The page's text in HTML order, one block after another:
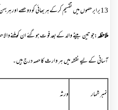
13برابر حصوں میں تقسیم کرکےہربھائی کو دو حصے اورہربہن کوایک حصہ دیاجائےگا۔
ملاحظہ:جو تین بیٹے والد کےبعد فو ت ہوگئے ان
آسانی کے لیے نقشہ میں ہر وارث کا حصہ درج ہیں۔
نمبر شمار ورثہ